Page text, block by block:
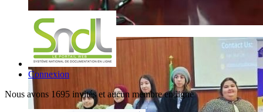
Connexion
Nous avons 1695 invités et aucun membre en ligne